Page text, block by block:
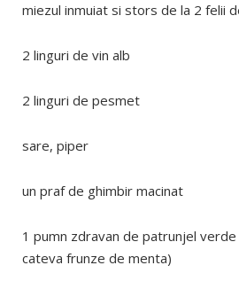
miezul inmuiat si stors de la 2 felii
2 linguri de vin alb
2 linguri de pesmet
sare, piper
un praf de ghimbir macinat
1 pumn zdravan de patrunjel
cateva frunze de menta)